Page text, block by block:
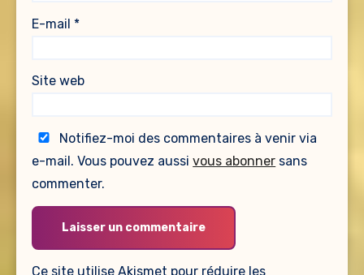
E-mail *
Site web
Notifiez-moi des commentaires à venir via
e-mail. Vous pouvez aussivous abonner sans
commenter.
Ce site utilise Akismet pour réduire les